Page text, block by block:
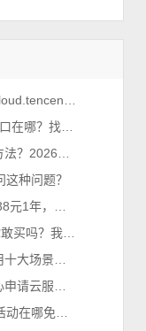
🐧腾讯云服务器官网首页网址是什么？cloud.tencent.com
腾讯云服务器买一年送3个月活动链接入口在哪？找到了，轻量和CVM都有
腾讯云服务器续费太贵了，有没有解决方法？2026年最新攻略
种问题？
腾讯云服务器一年多少钱？2026年最新38元1年，比99元还优惠呢
腾讯云4核服务器38元一年？这么便宜你敢买吗？我买了，真香！
腾讯云轻量应用服务器是什么？轻量使用十大场景，一看就懂
腾讯云服务器试用在哪申请？在免费中心申请云服务器
腾讯云服务器买1年送3个月是真的吗？活动在哪免费送？